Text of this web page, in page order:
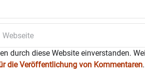
durch diese Website einverstanden.
die Veröffentlichung von Kommentaren.